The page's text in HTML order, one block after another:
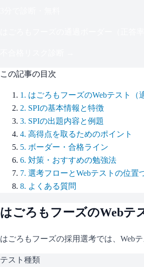
この記事の目次
1 . はごろもフーズのWebテスト（
2. SPIの基本情報と特徴
3. SPIの出題内容と例題
4. 高得点を取るためのポイント
5. ボーダー・合格ライン
6. 対策・おすすめの勉強法
7. 選考フローとWebテストの位置
8. よくある質問
はごろもフーズのWebテ
はごろもフーズの採用選考では、Web
テスト種類